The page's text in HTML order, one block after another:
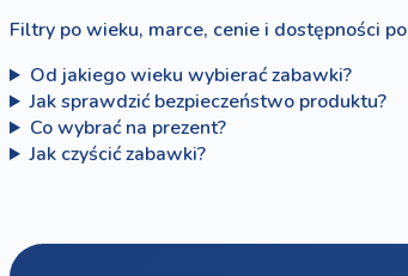
Filtry po wieku, marce, cenie i dostępności
Od jakiego wieku wybierać zabawki?
Jak sprawdzić bezpieczeństwo produktu?
Co wybrać na prezent?
Jak czyścić zabawki?